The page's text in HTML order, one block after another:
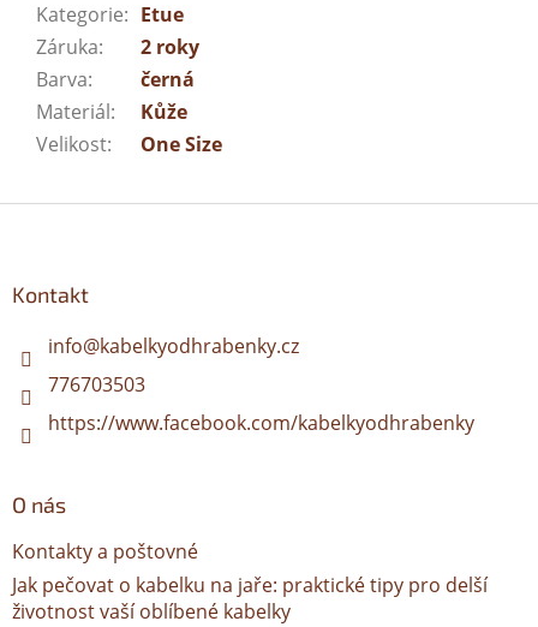
Kategorie: Etue
Záruka:
2 roky
Barva:
černá
Materiál:
Kůže
Velikost: One Size
Kontakt
info@kabelkyodhrabenky.cz
776703503
https://www.facebook.com/kabelkyodhrabenky
O nás
Kontakty a poštovné
Jak pečovat o kabelku na jaře: praktické tipy pro delší
životnost vaší oblíbené kabelky